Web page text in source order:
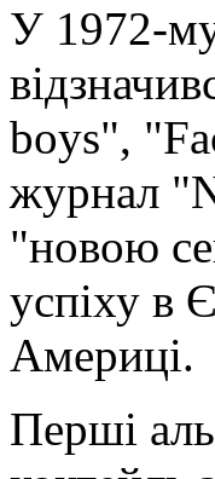
У 1972-
boys",
журнал
"новою
успіху в
Америці.
Перші